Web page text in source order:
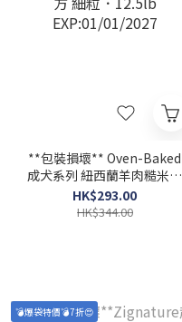
**包裝損壞** Oven-Baked
成犬系列 紐西蘭羊肉糙米配
方 細粒．12.5lb
EXP:01/01/2027
HK$293.00
HK$344.00
💣爆袋特價💣7折😍